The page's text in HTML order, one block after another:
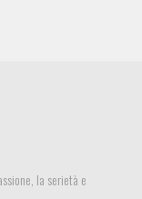
la serietà e